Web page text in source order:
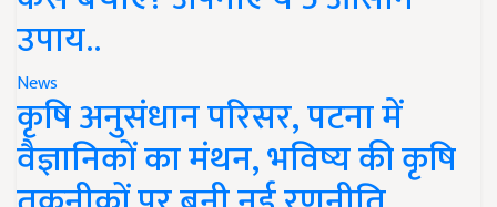
उपाय..
News
कृषि अनुसंधान परिसर, पटना में
वैज्ञानिकों का मंथन, भविष्य की कृषि